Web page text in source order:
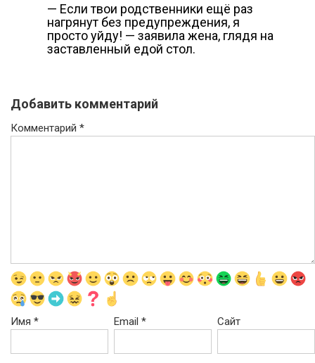
— Если твои родственники ещё раз
нагрянут без предупреждения, я
просто уйду! — заявила жена, глядя на
заставленный едой стол.
Добавить комментарий
Комментарий *
Имя * Email* Сайт